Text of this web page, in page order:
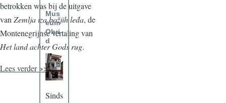
betrokken was bij de uitgave
van Zemlja iza božjih leđa, de
Montenegrijnse vertaling van
Het land achter Gods rug.
Lees verder >>>
Mus
eum
Ohri
d
Sinds